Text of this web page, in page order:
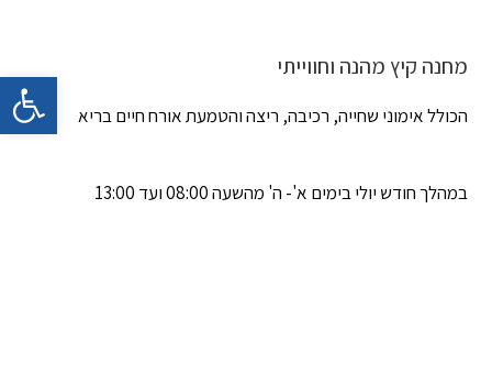
מחנה קיץ מהנה וחווייתי
הכולל אימוני שחייה, רכיבה, ריצה והטמעת אורח חיים בריא
במהלך חודש יולי בימים א'- ה' מהשעה 08:00 ועד 13:00